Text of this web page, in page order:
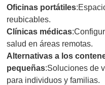
Oficinas portátiles
reubicables.
Clínicas médicas
salud en áreas remotas.
Alternativas a los
pequeñas:Soluciones de
para individuos y familias.